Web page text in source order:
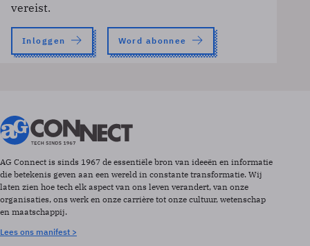
vereist.
Inloggen Word abonnee
AG Connect is sinds 1967 de essentiële bron van ideeën en informatie
die betekenis geven aan een wereld in constante transformatie. Wij
laten zien hoe tech elk aspect van ons leven verandert, van onze
organisaties, ons werk en onze carrière tot onze cultuur, wetenschap
en maatschappij.
Lees ons manifest >